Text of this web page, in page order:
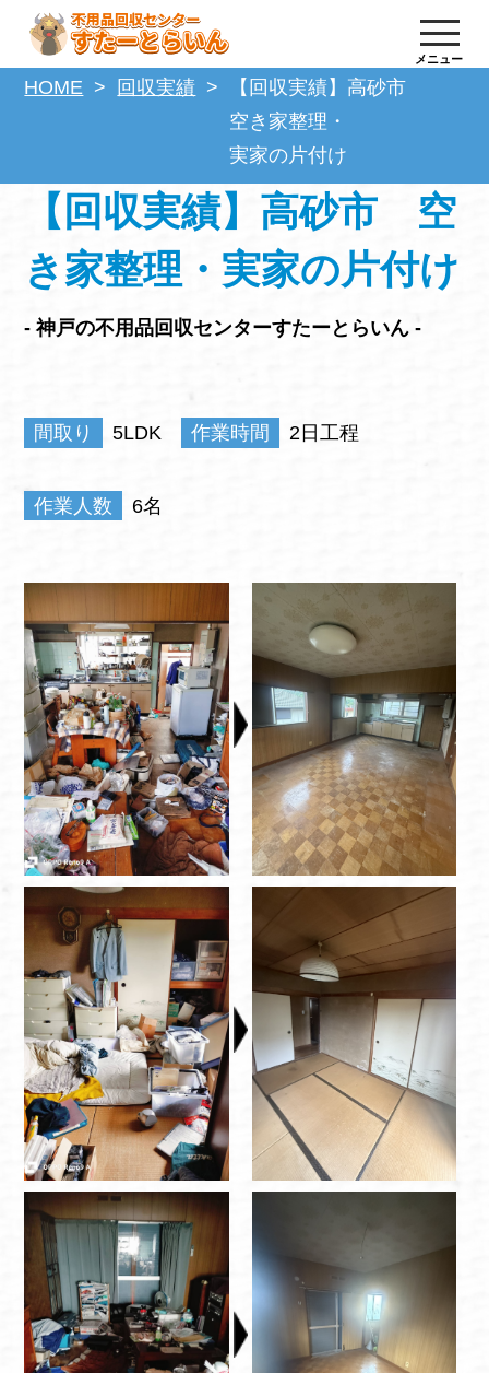
メニュー
HOME 回収実績
【回収実績】高砂市
空き家整理・
実家の片付け
【回収実績】高砂市 空
き家整理・実家の片付け
- 神戸の不用品回収センターすたーとらいん -
間取り 5LDK 作業時間 2日工程
作業人数 6名